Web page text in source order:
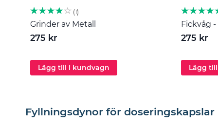
1
Grinder av Metall
275 kr
Lägg till i kundvagn
Fickvåg -
275 kr
Lägg
Fyllningsdynor för doseringskapslar